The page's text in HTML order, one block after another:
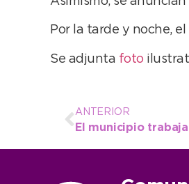
Por la tarde y noche,
Se adjunta foto
ANTERIOR